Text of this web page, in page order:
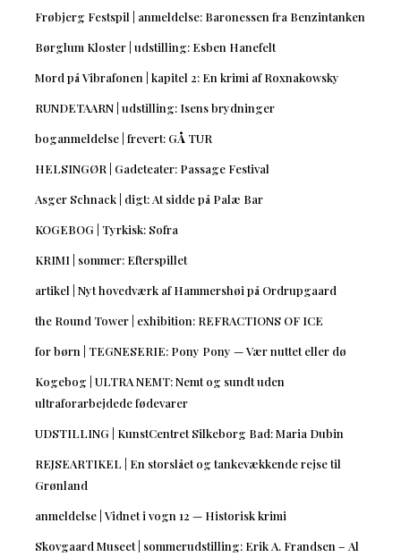
Frøbjerg Festspil | anmeldelse: Baronessen fra Benzintanken
Børglum Kloster | udstilling: Esben Hanefelt
Mord på Vibrafonen | kapitel 2: En krimi af Roxnakowsky
RUNDETAARN | udstilling: Isens brydninger
boganmeldelse | frevert: GÅ TUR
HELSINGØR | Gadeteater: Passage Festival
Asger Schnack | digt: At sidde på Palæ Bar
KOGEBOG | Tyrkisk: Sofra
KRIMI | sommer: Efterspillet
artikel | Nyt hovedværk af Hammershøi på Ordrupgaard
the Round Tower | exhibition: REFRACTIONS OF ICE
for børn | TEGNESERIE: Pony Pony — Vær nuttet eller dø
Kogebog | ULTRA NEMT: Nemt og sundt uden
ultraforarbejdede fødevarer
UDSTILLING | KunstCentret Silkeborg Bad: Maria Dubin
REJSEARTIKEL | En storslået og tankevækkende rejse til
Grønland
anmeldelse | Vidnet i vogn 12 — Historisk krimi
Skovgaard Museet | sommerudstilling: Erik A. Frandsen – Al